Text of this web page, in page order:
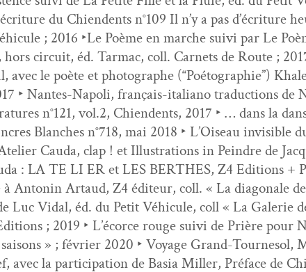
du Chien­dents n°109 Il n’y a pas d’écri­t­ure
; 2016 ‣Le Poème en marche suivi par Le
hors cir­cuit, éd. Tar­mac, coll. Car­nets de Route ;
avec le poète et pho­tographe (“Poé­togra­phie”)
‣ Nantes-Napoli, français-ital­iano tra­duc­tions de
n°121, vol.2, Chien­dents, 2017 ‣ … dans la
Blanch­es n°718, mai 2018 ‣ L’Oiseau invis­i­ble
Cau­da, clap ! et Illus­tra­tions in Pein­dre de
: LA TE LI ER et LES BERTHES, Z4 Edi­tions +
Antonin Artaud, Z4 édi­teur, coll. « La diag­o­nale
Luc Vidal, éd. du Petit Véhicule, coll « La Galerie
; 2019 ‣ L’écorce rouge suivi de Prière pour
» ; févri­er 2020 ‣ Voy­age Grand-Tour­nesol,
avec la par­tic­i­pa­tion de Basia Miller, Pré­face de